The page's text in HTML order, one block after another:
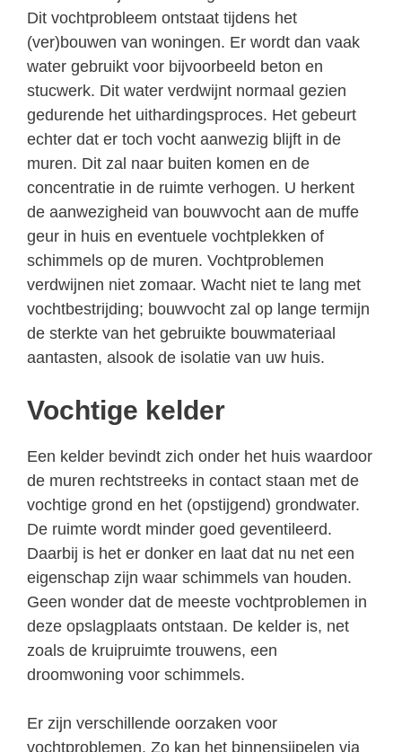
Dit vochtprobleem ontstaat tijdens het
(ver)bouwen van woningen. Er wordt dan vaak
water gebruikt voor bijvoorbeeld beton en
stucwerk. Dit water verdwijnt normaal gezien
gedurende het uithardingsproces. Het gebeurt
echter dat er toch vocht aanwezig blijft in de
muren. Dit zal naar buiten komen en de
concentratie in de ruimte verhogen. U herkent
de aanwezigheid van bouwvocht aan de muffe
geur in huis en eventuele vochtplekken of
schimmels op de muren. Vochtproblemen
verdwijnen niet zomaar. Wacht niet te lang met
vochtbestrijding; bouwvocht zal op lange termijn
de sterkte van het gebruikte bouwmateriaal
aantasten, alsook de isolatie van uw huis.
Vochtige kelder
Een kelder bevindt zich onder het huis waardoor
de muren rechtstreeks in contact staan met de
vochtige grond en het (opstijgend) grondwater.
De ruimte wordt minder goed geventileerd.
Daarbij is het er donker en laat dat nu net een
eigenschap zijn waar schimmels van houden.
Geen wonder dat de meeste vochtproblemen in
deze opslagplaats ontstaan. De kelder is, net
zoals de kruipruimte trouwens, een
droomwoning voor schimmels.
Er zijn verschillende oorzaken voor
vochtproblemen. Zo kan het binnensijpelen via